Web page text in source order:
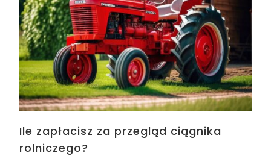
Ile zapłacisz za przegląd ciągnika
rolniczego?